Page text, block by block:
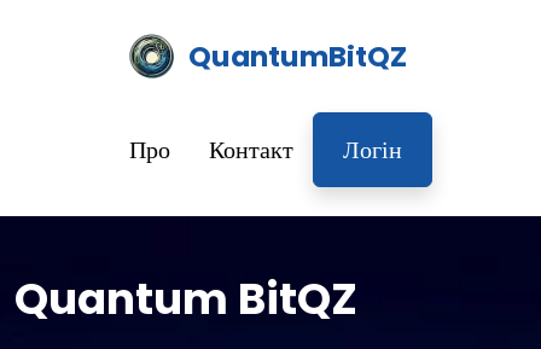
QuantumBitQZ
Про Контакт Логін
Quantum BitQZ